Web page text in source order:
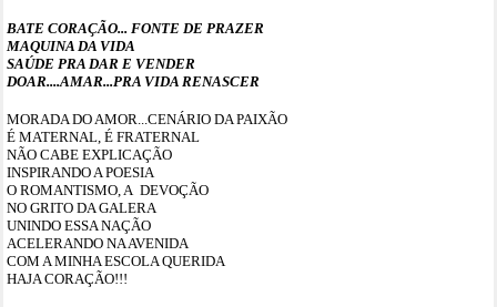
BATE CORAÇÃO... FONTE DE PRAZER
MAQUINA DA VIDA
SAÚDE PRA DAR E VENDER
DOAR....AMAR...PRA VIDA RENASCER
MORADA DO AMOR...CENÁRIO DA PAIXÃO
É MATERNAL, É FRATERNAL
NÃO CABE EXPLICAÇÃO
INSPIRANDO A POESIA
O ROMANTISMO, A DEVOÇÃO
NO GRITO DA GALERA
UNINDO ESSA NAÇÃO
ACELERANDO NA AVENIDA
COM A MINHA ESCOLA QUERIDA
HAJA CORAÇÃO!!!